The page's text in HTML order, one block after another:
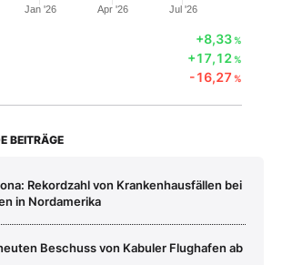
Jan '26 Apr '26 Jul '26
+8,33%
+17,12%
-16,27 %
BEITRÄGE
Rekordzahl von Krankenhausfällen bei
in Nordamerika
Beschuss von Kabuler Flughafen ab